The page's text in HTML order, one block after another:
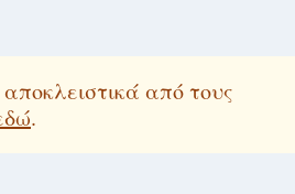
από τους
.